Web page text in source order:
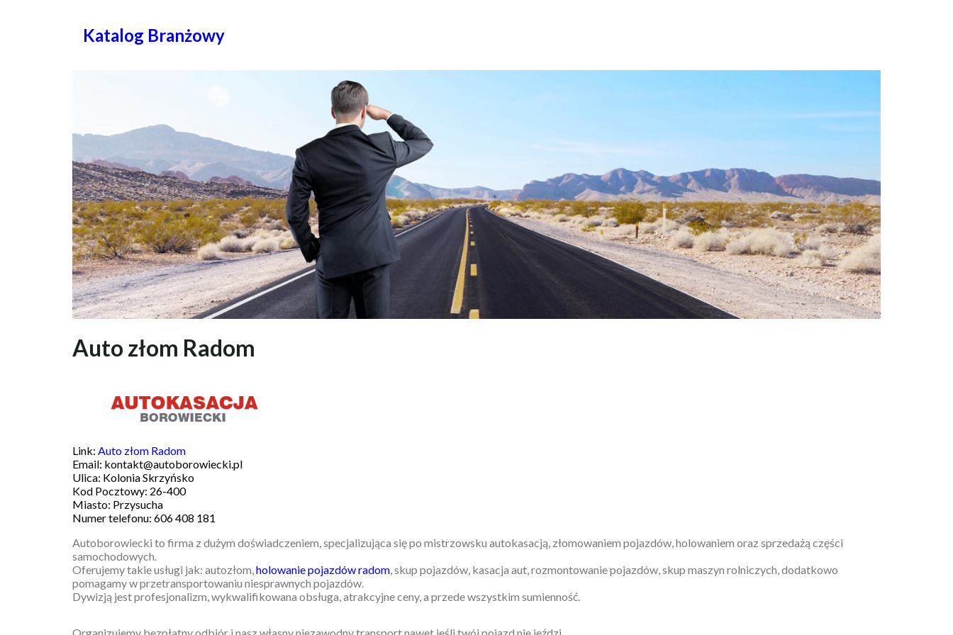
Katalog Branżowy
Auto złom Radom
Link: Auto złom Radom
Email: kontakt@autoborowiecki.pl
Ulica: Kolonia Skrzyńsko
Kod Pocztowy: 26-400
Miasto: Przysucha
Numer telefonu: 606 408 181
Autoborowiecki to firma z dużym doświadczeniem, specjalizująca się po mistrzowsku autokasacją, złomowaniem pojazdów, holowaniem oraz sprzedażą części
samochodowych.
Oferujemy takie usługi jak: autozłom,holowanie pojazdów radom, skup pojazdów, kasacja aut, rozmontowanie pojazdów, skup maszyn rolniczych, dodatkowo
pomagamy w przetransportowaniu niesprawnych pojazdów.
Dywizją jest profesjonalizm, wykwalifikowana obsługa, atrakcyjne ceny, a przede wszystkim sumienność.